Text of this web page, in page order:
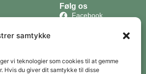
samtykke
vi teknologier som cookies til at gemme
Hvis du giver dit samtykke til disse
Følg os
Facebook